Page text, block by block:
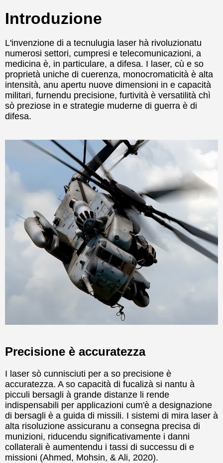
Introduzione
L'invenzione di a tecnulugia laser hà rivoluzionatu
numerosi settori, cumpresi e telecomunicazioni, a
medicina è, in particulare, a difesa. I laser, cù e so
proprietà uniche di cuerenza, monocromaticità è alta
intensità, anu apertu nuove dimensioni in e capacità
militari, furnendu precisione, furtività è versatilità chì
sò preziose in e strategie muderne di guerra è di
difesa.
Precisione è accuratezza
I laser sò cunnisciuti per a so precisione è
accuratezza. A so capacità di fucalizà si nantu à
picculi bersagli à grande distanze li rende
indispensabili per applicazioni cum'è a designazione
di bersagli è a guida di missili. I sistemi di mira laser à
alta risoluzione assicuranu a consegna precisa di
munizioni, riducendu significativamente i danni
collaterali è aumentendu i tassi di successu di e
missioni (Ahmed, Mohsin, & Ali, 2020).